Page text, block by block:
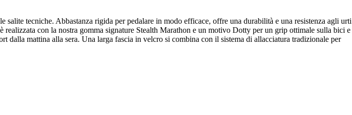
tecniche. Abbastanza rigida per pedalare in modo efficace, offre una durabilità e una resistenza agli urti
con la nostra gomma signature Stealth Marathon e un motivo Dotty per un grip ottimale sulla bici e
mattina alla sera. Una larga fascia in velcro si combina con il sistema di allacciatura tradizionale per